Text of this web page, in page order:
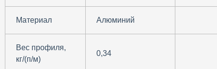
Материал Алюминий
Вес профиля,
кг/(п/м)
0,34